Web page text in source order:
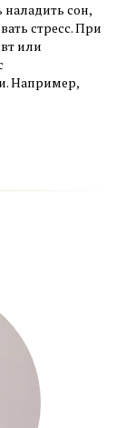
сон,
стресс. При
или
Например,